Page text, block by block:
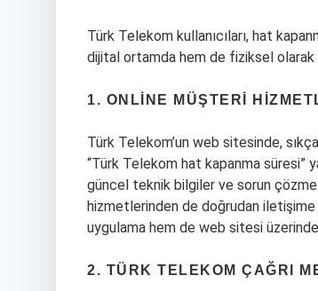
Türk Telekom kullanıcıları, hat
dijital ortamda hem de fiziksel
1. ONLINE MÜŞTERI
Türk Telekom’un web sitesinde,
“Türk Telekom hat kapanma süresi”
güncel teknik bilgiler ve sorun çözme
hizmetlerinden de doğrudan iletişime
uygulama hem de web sitesi
2. TÜRK TELEKOM ÇAĞRI